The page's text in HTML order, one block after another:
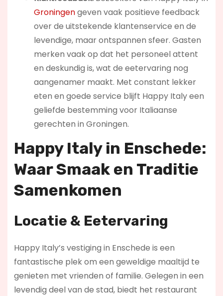
Groningengeven vaak positieve feedback
over de uitstekende klantenservice en de
levendige, maar ontspannen sfeer. Gasten
merken vaak op dat het personeel attent
en deskundig is, wat de eetervaring nog
aangenamer maakt. Met constant lekker
eten en goede service blijft Happy Italy een
geliefde bestemming voor Italiaanse
gerechten in Groningen.
Happy Italy in Enschede:
Waar Smaak en Traditie
Samenkomen
Locatie & Eetervaring
Happy Italy’s vestiging in Enschede is een
fantastische plek om een geweldige maaltijd te
genieten met vrienden of familie. Gelegen in een
levendig deel van de stad, biedt het restaurant